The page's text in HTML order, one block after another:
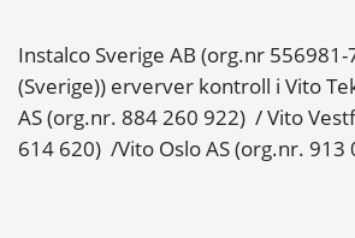
Instalco Sverige AB (org.nr 556981-
(Sverige)) erverver kontroll i Vito
AS (org.nr. 884 260 922) / Vito
614 620) /Vito Oslo AS (org.nr. 913